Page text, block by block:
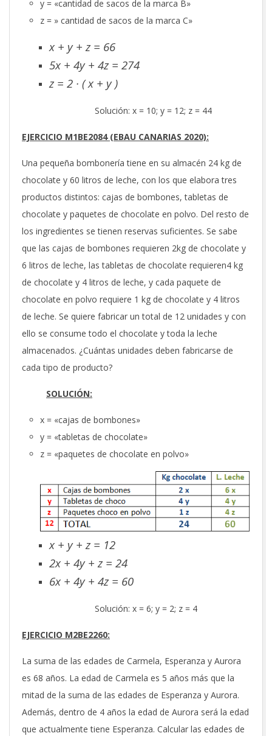
y = «cantidad de sacos de la marca B»
z = » cantidad de sacos de la marca C»
x + y + z = 66
5x + 4y + 4z = 274
z = 2 · ( x + y )
Solución: x = 10; y = 12; z = 44
EJERCICIO M1BE2084 (EBAU CANARIAS 2020):
Una pequeña bombonería tiene en su almacén 24 kg de
chocolate y 60 litros de leche, con los que elabora tres
productos distintos: cajas de bombones, tabletas de
chocolate y paquetes de chocolate en polvo. Del resto de
los ingredientes se tienen reservas suficientes. Se sabe
que las cajas de bombones requieren 2kg de chocolate y
6 litros de leche, las tabletas de chocolate requieren4 kg
de chocolate y 4 litros de leche, y cada paquete de
chocolate en polvo requiere 1 kg de chocolate y 4 litros
de leche. Se quiere fabricar un total de 12 unidades y con
ello se consume todo el chocolate y toda la leche
almacenados. ¿Cuántas unidades deben fabricarse de
cada tipo de producto?
SOLUCIÓN:
x = «cajas de bombones»
y = «tabletas de chocolate»
z = «paquetes de chocolate en polvo»
x + y + z = 12
2x + 4y + z = 24
6x + 4y + 4z = 60
Solución: x = 6; y = 2; z = 4
EJERCICIO M2BE2260:
La suma de las edades de Carmela, Esperanza y Aurora
es 68 años. La edad de Carmela es 5 años más que la
mitad de la suma de las edades de Esperanza y Aurora.
Además, dentro de 4 años la edad de Aurora será la edad
que actualmente tiene Esperanza. Calcular las edades de